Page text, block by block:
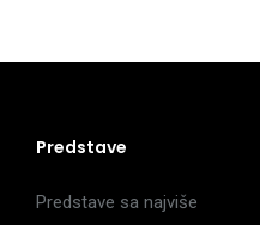
Predstave
Predstave sa najviše